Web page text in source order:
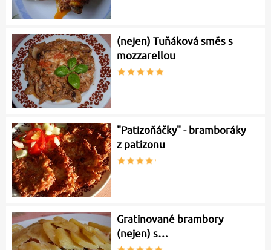
(nejen) Tuňáková směs s
mozzarellou
"Patizoňáčky" - bramboráky
z patizonu
Gratinované brambory
(nejen) s…